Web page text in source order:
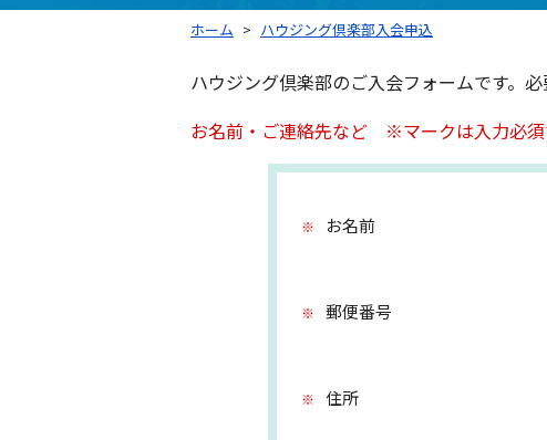
ホーム ハウジング倶楽部入会申込
ハウジング倶楽部のご入会フォームです。
お名前・ご連絡先など ※マークは入力必
お名前
郵便番号
住所